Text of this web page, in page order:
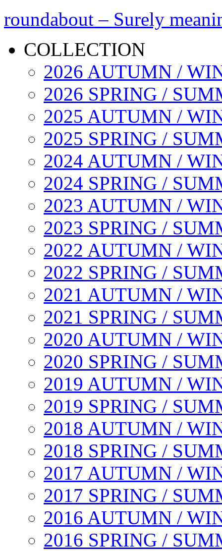
roundabout – Surely
COLLECTION
2026 AUTUMN /
2026 SPRING /
2025 AUTUMN /
2025 SPRING /
2024 AUTUMN /
2024 SPRING /
2023 AUTUMN /
2023 SPRING /
2022 AUTUMN /
2022 SPRING /
2021 AUTUMN /
2021 SPRING /
2020 AUTUMN /
2020 SPRING /
2019 AUTUMN /
2019 SPRING /
2018 AUTUMN /
2018 SPRING /
2017 AUTUMN /
2017 SPRING /
2016 AUTUMN /
2016 SPRING /